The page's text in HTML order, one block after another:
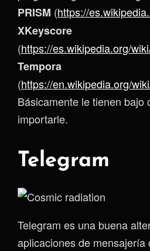
PRISM (https://
XKeyscore
(https://es.wikipedia.org/
Tempora
(https://en.wikipedia.org/
Básicamente le tienen bajo
importarle.
Telegram
Telegram es una buena
aplicaciones de mensajería